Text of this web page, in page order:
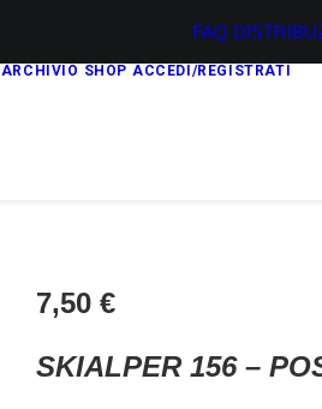
FAQ
ARCHIVIO SHOP ACCEDI/REGISTRATI
7,50 €
SKIALPER 156 –